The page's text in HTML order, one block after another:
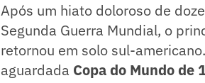
conhecido como “Maracanazo”.
Resumo supervisionado pelo jornalista!
Após um hiato doloroso de
Segunda Guerra Mundial, o
retornou em solo sul-
aguardada Copa do Mundo de